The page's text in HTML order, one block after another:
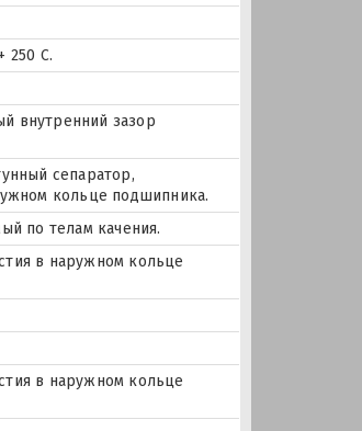
250 С.
внутренний зазор
сепаратор,
кольце подшипника.
по телам качения.
в наружном кольце
в наружном кольце